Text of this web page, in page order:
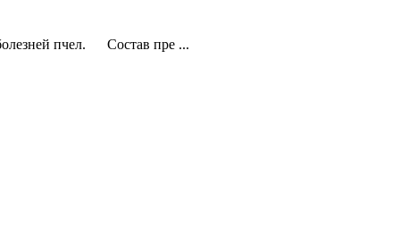
пчел. Состав пре ...